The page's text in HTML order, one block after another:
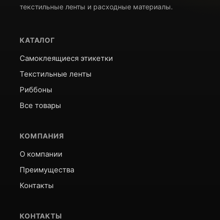
текстильные ленты и расходные материалы.
КАТАЛОГ
Самоклеящиеся этикетки
Текстильные ленты
Риббоны
Все товары
КОМПАНИЯ
О компании
Преимущества
Контакты
КОНТАКТЫ